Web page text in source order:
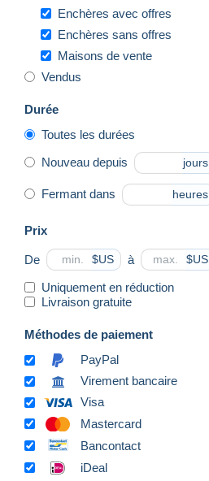
Enchères avec offres
Enchères sans offres
Maisons de vente
Vendus
Durée
Toutes les durées
Nouveau depuis jours
Fermant dans heures
Prix
De $US à $US
Uniquement en réduction
Livraison gratuite
Méthodes de paiement
PayPal
Virement bancaire
Visa
Mastercard
Bancontact
iDeal